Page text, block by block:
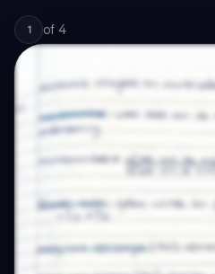
1 of 4